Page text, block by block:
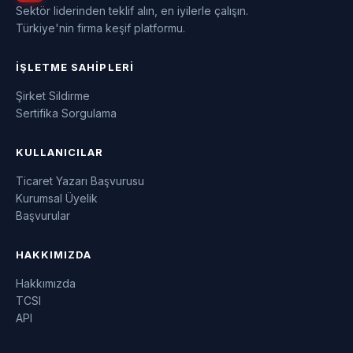
Sektör liderinden teklif alın, en iyilerle çalışın.
Türkiye'nin firma keşif platformu.
İŞLETME SAHIPLERI
Şirket Sildirme
Sertifika Sorgulama
KULLANICILAR
Ticaret Yazarı Başvurusu
Kurumsal Üyelik
Başvurular
HAKKIMIZDA
Hakkımızda
TCSI
API